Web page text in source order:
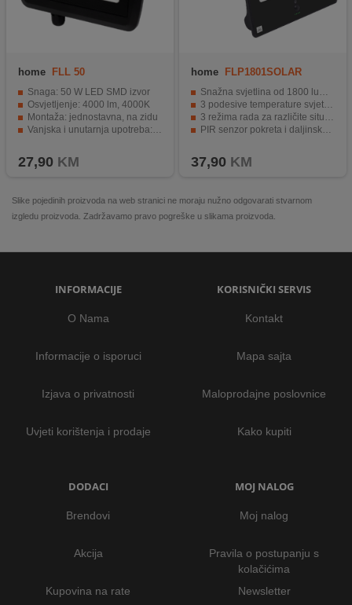
home FLL 50
Snaga: 50 W LED SMD izvor
Osvjetljenje: 4000 lm, 4000K
Montaža: jednostavna, na zidu
Vanjska i unutarnja upotreba: IP65
27,90 KM
home FLP1801SOLAR
Snažna svjetlina od 1800 lumena s 80 SMD LED dioda
3 podesive temperature svjetla za različite ambijente
3 režima rada za različite situacije
PIR senzor pokreta i daljinsko upravljanje
37,90 KM
Slike pojedinih proizvoda na web stranici ne moraju nužno odgovarati stvarnom
izgledu proizvoda. Zadržavamo pravo pogreške u slikama proizvoda.
INFORMACIJE
O Nama
Informacije o isporuci
Izjava o privatnosti
Uvjeti korištenja i prodaje
KORISNIČKI SERVIS
Kontakt
Mapa sajta
Maloprodajne poslovnice
Kako kupiti
DODACI
Brendovi
Akcija
Kupovina na rate
MOJ NALOG
Moj nalog
Pravila o postupanju s
kolačićima
Newsletter